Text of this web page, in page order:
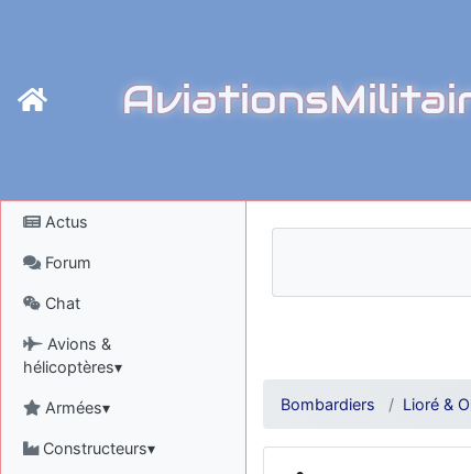
Actus
Forum
Chat
Avions &
hélicoptères▾
Armées▾
Constructeurs▾
Bombardiers Lioré &